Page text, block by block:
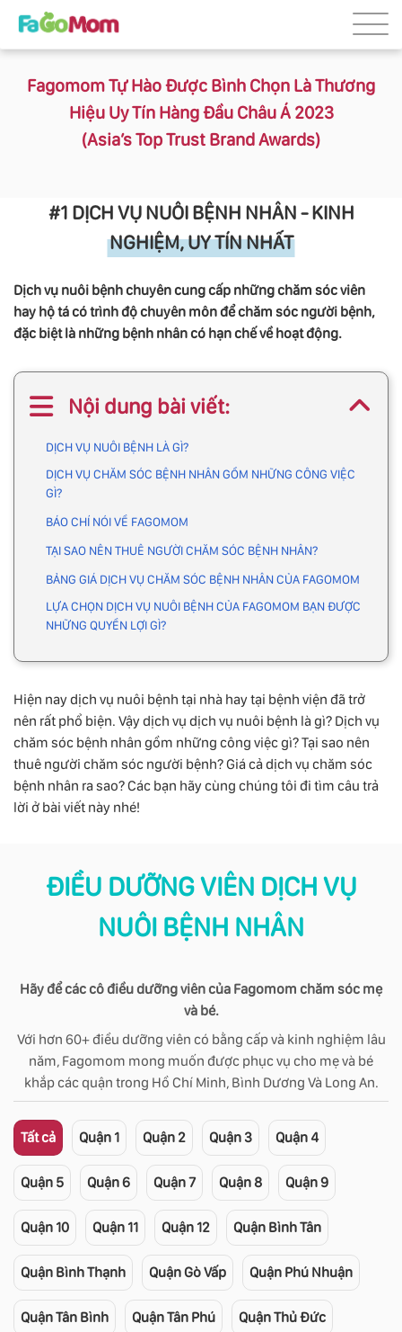
Fagomom Tự Hào Được Bình Chọn Là Thương
Hiệu Uy Tín Hàng Đầu Châu Á 2023
(Asia’s Top Trust Brand Awards)
#1 DỊCH VỤ NUÔI BỆNH NHÂN - KINH
NGHIỆM, UY TÍN NHẤT
Dịch vụ nuôi bệnh chuyên cung cấp những chăm sóc viên
hay hộ tá có trình độ chuyên môn để chăm sóc người bệnh,
đặc biệt là những bệnh nhân có hạn chế về hoạt động.
Nội dung bài viết:
DỊCH VỤ NUÔI BỆNH LÀ GÌ?
DỊCH VỤ CHĂM SÓC BỆNH NHÂN GỒM NHỮNG CÔNG VIỆC
GÌ?
BÁO CHÍ NÓI VỀ FAGOMOM
TẠI SAO NÊN THUÊ NGƯỜI CHĂM SÓC BỆNH NHÂN?
BẢNG GIÁ DỊCH VỤ CHĂM SÓC BỆNH NHÂN CỦA FAGOMOM
LỰA CHỌN DỊCH VỤ NUÔI BỆNH CỦA FAGOMOM BẠN ĐƯỢC
NHỮNG QUYỀN LỢI GÌ?
Hiện nay dịch vụ nuôi bệnh tại nhà hay tại bệnh viện đã trở
nên rất phổ biện. Vậy dịch vụ dịch vụ nuôi bệnh là gì? Dịch vụ
chăm sóc bệnh nhân gồm những công việc gì? Tại sao nên
thuê người chăm sóc người bệnh? Giá cả dịch vụ chăm sóc
bệnh nhân ra sao? Các bạn hãy cùng chúng tôi đi tìm câu trả
lời ở bài viết này nhé!
ĐIỀU DƯỠNG VIÊN DỊCH VỤ
NUÔI BỆNH NHÂN
Hãy để các cô điều dưỡng viên của Fagomom chăm sóc mẹ
và bé.
Với hơn 60+ điều dưỡng viên có bằng cấp và kinh nghiệm lâu
năm, Fagomom mong muốn được phục vụ cho mẹ và bé
khắp các quận trong Hồ Chí Minh, Bình Dương Và Long An.
Tất cả Quận 1 Quận 2 Quận 3 Quận 4
Quận 5 Quận 6 Quận 7 Quận 8 Quận 9
Quận 10 Quận 11 Quận 12 Quận Bình Tân
Quận Bình Thạnh Quận Gò Vấp Quận Phú Nhuận
Quận Tân Bình Quận Tân Phú Quận Thủ Đức